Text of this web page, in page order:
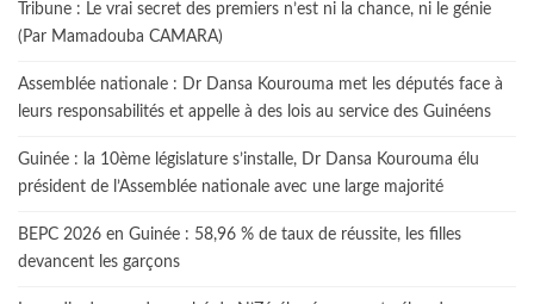
Tribune : Le vrai secret des premiers n’est ni la chance, ni le génie
(Par Mamadouba CAMARA)
Assemblée nationale : Dr Dansa Kourouma met les députés face à
leurs responsabilités et appelle à des lois au service des Guinéens
Guinée : la 10ème législature s’installe, Dr Dansa Kourouma élu
président de l’Assemblée nationale avec une large majorité
BEPC 2026 en Guinée : 58,96 % de taux de réussite, les filles
devancent les garçons